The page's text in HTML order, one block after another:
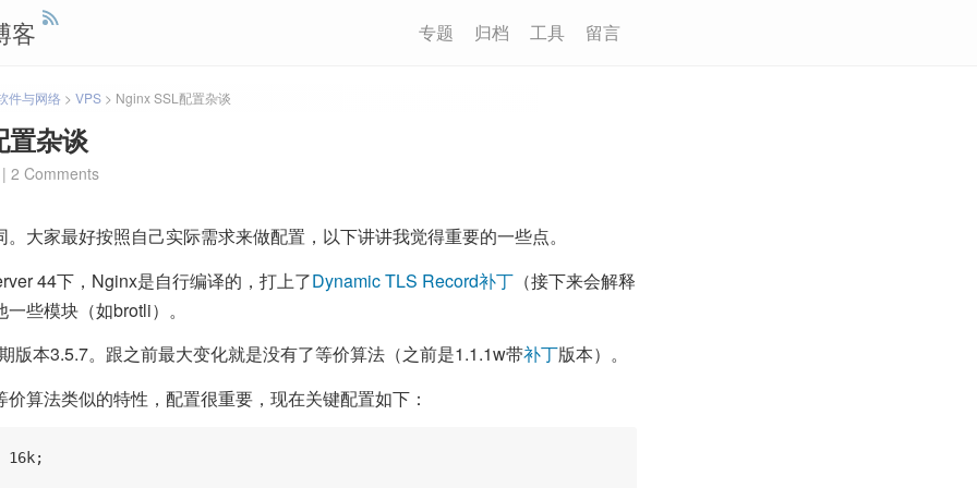
客 专题 归档 工具 留言
件与网络 > VPS > Nginx SSL配置杂谈
杂谈
2 Comments
大家最好按照自己实际需求来做配置，以下讲讲我觉得重要的一些点。
44下，Nginx是自行编译的，打上了Dynamic TLS Record补丁 （接下来会解释
些模块（如brotli）。
版本3.5.7。跟之前最大变化就是没有了等价算法（之前是1.1.1w带补丁版本）。
算法类似的特性，配置很重要，现在关键配置如下：
16k;